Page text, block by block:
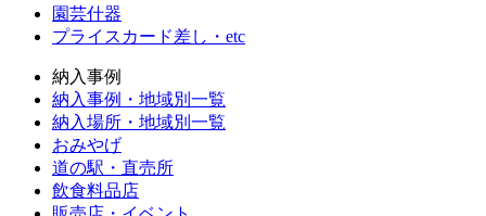
園芸什器
プライスカード差し・etc
納入事例
納入事例・地域別一覧
納入場所・地域別一覧
おみやげ
道の駅・直売所
飲食料品店